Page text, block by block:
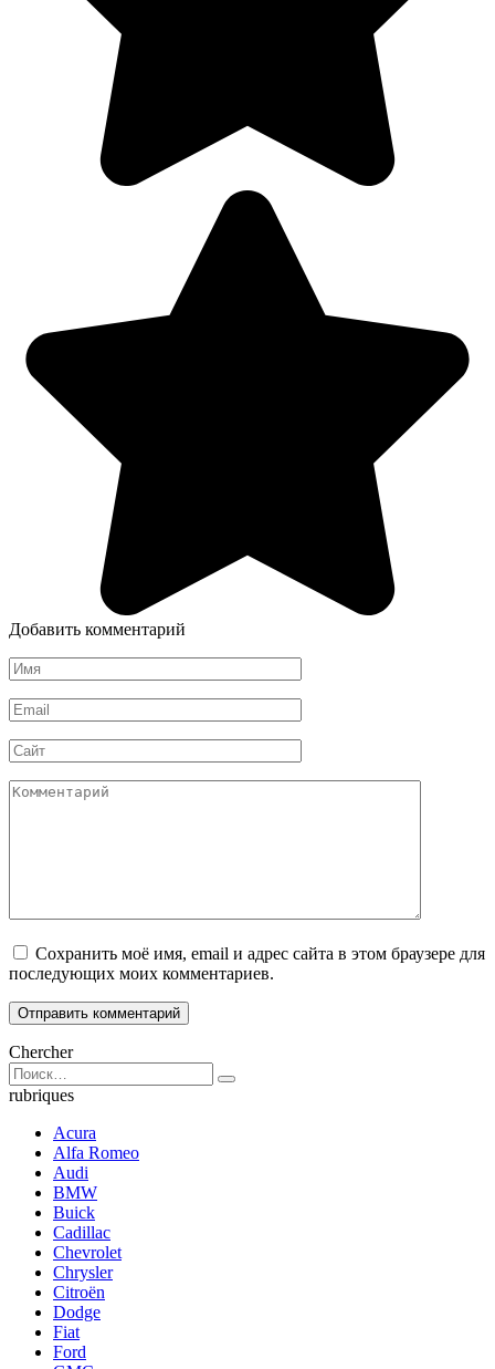
Добавить комментарий
Имя
*
Email
*
Сайт
Комментарий
Сохранить моё имя, email и адрес сайта в этом браузере для
последующих моих комментариев.
Chercher
Search
for:
rubriques
Acura
Alfa Romeo
Audi
BMW
Buick
Cadillac
Chevrolet
Chrysler
Citroën
Dodge
Fiat
Ford